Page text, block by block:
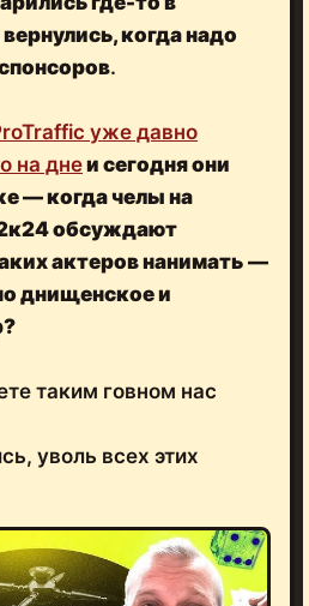
когда надо
.
уже давно
на днеи сегодня они
— когдачелы на
обсуждают
актеров нанимать—
днищенское и
таким говном нас
уволь всех этих